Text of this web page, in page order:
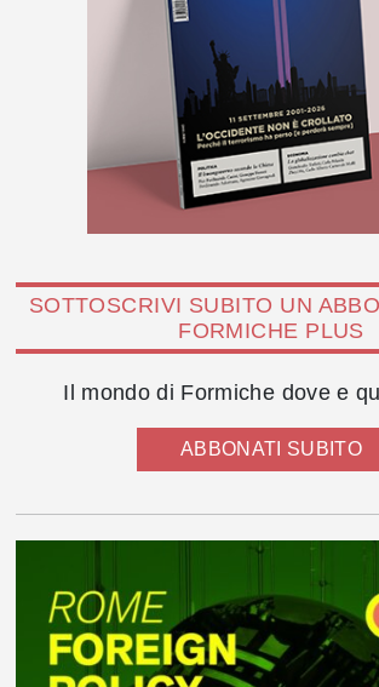
SOTTOSCRIVI SUBITO UN
FORMICHE PLUS
Il mondo di Formiche dove e
ABBONATI SUBITO